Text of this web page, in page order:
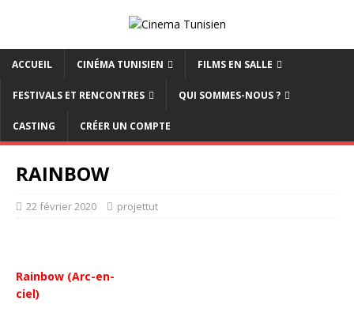
ACCUEIL CINÉMA TUNISIEN FILMS EN SALLE
FESTIVALS ET RENCONTRES QUI SOMMES-NOUS ?
CASTING CRÉER UN COMPTE
RAINBOW
22 février 2020 projettut
Rainbow (Arc-en-
ciel)